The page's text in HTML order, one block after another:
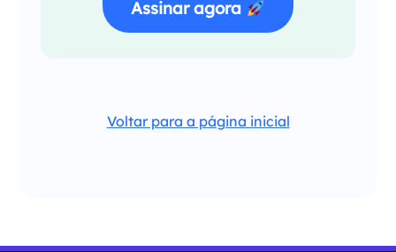
Assinar agora
Voltar para a página inicial